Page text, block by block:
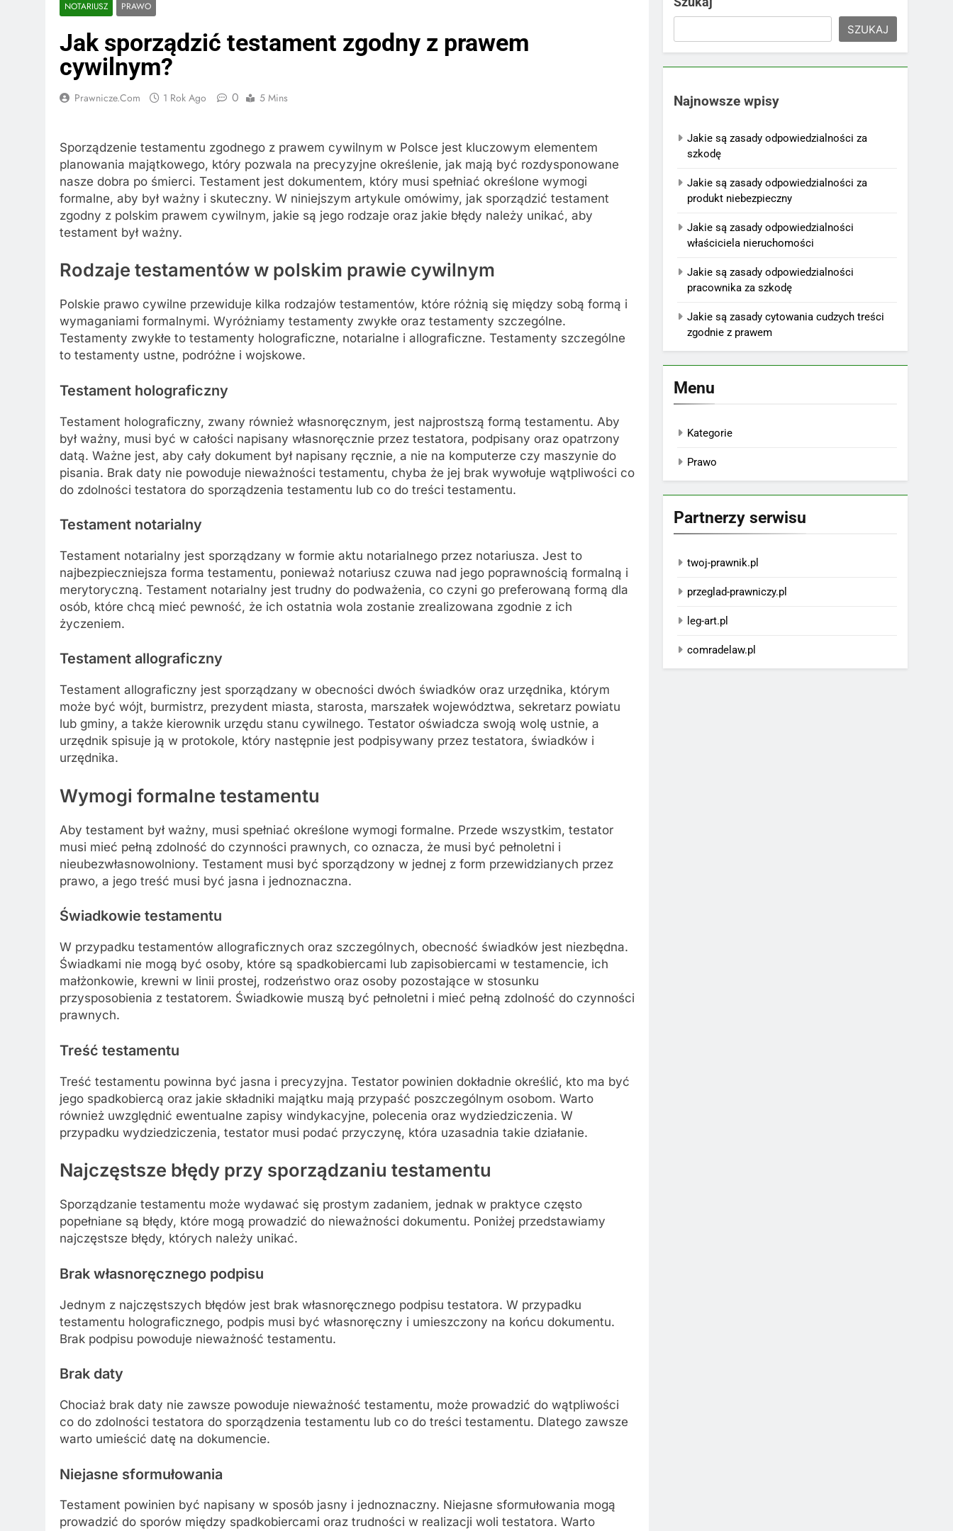
NOTARIUSZ PRAWO
Jak sporządzić testament zgodny z prawem
cywilnym?
Prawnicze.com 1 Rok Ago 0 5 Mins
Sporządzenie testamentu zgodnego z prawem cywilnym w Polsce jest kluczowym elementem
planowania majątkowego, który pozwala na precyzyjne określenie, jak mają być rozdysponowane
nasze dobra po śmierci. Testament jest dokumentem, który musi spełniać określone wymogi
formalne, aby był ważny i skuteczny. W niniejszym artykule omówimy, jak sporządzić testament
zgodny z polskim prawem cywilnym, jakie są jego rodzaje oraz jakie błędy należy unikać, aby
testament był ważny.
Rodzaje testamentów w polskim prawie cywilnym
Polskie prawo cywilne przewiduje kilka rodzajów testamentów, które różnią się między sobą formą i
wymaganiami formalnymi. Wyróżniamy testamenty zwykłe oraz testamenty szczególne.
Testamenty zwykłe to testamenty holograficzne, notarialne i allograficzne. Testamenty szczególne
to testamenty ustne, podróżne i wojskowe.
Testament holograficzny
Testament holograficzny, zwany również własnoręcznym, jest najprostszą formą testamentu. Aby
był ważny, musi być w całości napisany własnoręcznie przez testatora, podpisany oraz opatrzony
datą. Ważne jest, aby cały dokument był napisany ręcznie, a nie na komputerze czy maszynie do
pisania. Brak daty nie powoduje nieważności testamentu, chyba że jej brak wywołuje wątpliwości co
do zdolności testatora do sporządzenia testamentu lub co do treści testamentu.
Testament notarialny
Testament notarialny jest sporządzany w formie aktu notarialnego przez notariusza. Jest to
najbezpieczniejsza forma testamentu, ponieważ notariusz czuwa nad jego poprawnością formalną i
merytoryczną. Testament notarialny jest trudny do podważenia, co czyni go preferowaną formą dla
osób, które chcą mieć pewność, że ich ostatnia wola zostanie zrealizowana zgodnie z ich
życzeniem.
Testament allograficzny
Testament allograficzny jest sporządzany w obecności dwóch świadków oraz urzędnika, którym
może być wójt, burmistrz, prezydent miasta, starosta, marszałek województwa, sekretarz powiatu
lub gminy, a także kierownik urzędu stanu cywilnego. Testator oświadcza swoją wolę ustnie, a
urzędnik spisuje ją w protokole, który następnie jest podpisywany przez testatora, świadków i
urzędnika.
Wymogi formalne testamentu
Aby testament był ważny, musi spełniać określone wymogi formalne. Przede wszystkim, testator
musi mieć pełną zdolność do czynności prawnych, co oznacza, że musi być pełnoletni i
nieubezwłasnowolniony. Testament musi być sporządzony w jednej z form przewidzianych przez
prawo, a jego treść musi być jasna i jednoznaczna.
Świadkowie testamentu
W przypadku testamentów allograficznych oraz szczególnych, obecność świadków jest niezbędna.
Świadkami nie mogą być osoby, które są spadkobiercami lub zapisobiercami w testamencie, ich
małżonkowie, krewni w linii prostej, rodzeństwo oraz osoby pozostające w stosunku
przysposobienia z testatorem. Świadkowie muszą być pełnoletni i mieć pełną zdolność do czynności
prawnych.
Treść testamentu
Treść testamentu powinna być jasna i precyzyjna. Testator powinien dokładnie określić, kto ma być
jego spadkobiercą oraz jakie składniki majątku mają przypaść poszczególnym osobom. Warto
również uwzględnić ewentualne zapisy windykacyjne, polecenia oraz wydziedziczenia. W
przypadku wydziedziczenia, testator musi podać przyczynę, która uzasadnia takie działanie.
Najczęstsze błędy przy sporządzaniu testamentu
Sporządzanie testamentu może wydawać się prostym zadaniem, jednak w praktyce często
popełniane są błędy, które mogą prowadzić do nieważności dokumentu. Poniżej przedstawiamy
najczęstsze błędy, których należy unikać.
Brak własnoręcznego podpisu
Jednym z najczęstszych błędów jest brak własnoręcznego podpisu testatora. W przypadku
testamentu holograficznego, podpis musi być własnoręczny i umieszczony na końcu dokumentu.
Brak podpisu powoduje nieważność testamentu.
Brak daty
Chociaż brak daty nie zawsze powoduje nieważność testamentu, może prowadzić do wątpliwości
co do zdolności testatora do sporządzenia testamentu lub co do treści testamentu. Dlatego zawsze
warto umieścić datę na dokumencie.
Niejasne sformułowania
Testament powinien być napisany w sposób jasny i jednoznaczny. Niejasne sformułowania mogą
prowadzić do sporów między spadkobiercami oraz trudności w realizacji woli testatora. Warto
SZUKAJ
Najnowsze wpisy
Jakie są zasady odpowiedzialności za
szkodę
Jakie są zasady odpowiedzialności za
produkt niebezpieczny
Jakie są zasady odpowiedzialności
właściciela nieruchomości
Jakie są zasady odpowiedzialności
pracownika za szkodę
Jakie są zasady cytowania cudzych treści
zgodnie z prawem
Menu
Kategorie
Prawo
Partnerzy serwisu
twoj-prawnik.pl
przeglad-prawniczy.pl
leg-art.pl
comradelaw.pl